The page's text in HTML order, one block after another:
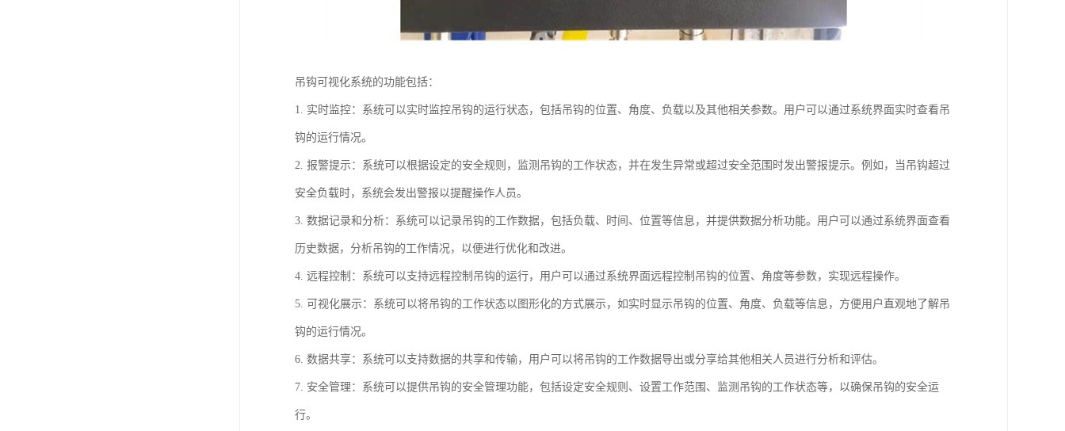
吊钩可视化系统的功能包括：
1. 实时监控：系统可以实时监控吊钩的运行状态，包括吊钩的位置、角度、负载以及其他相关参数。用户可以通过系统界面实时查看吊
钩的运行情况。
2. 报警提示：系统可以根据设定的安全规则，监测吊钩的工作状态，并在发生异常或超过安全范围时发出警报提示。例如，当吊钩超过
安全负载时，系统会发出警报以提醒操作人员。
3. 数据记录和分析：系统可以记录吊钩的工作数据，包括负载、时间、位置等信息，并提供数据分析功能。用户可以通过系统界面查看
历史数据，分析吊钩的工作情况，以便进行优化和改进。
4. 远程控制：系统可以支持远程控制吊钩的运行，用户可以通过系统界面远程控制吊钩的位置、角度等参数，实现远程操作。
5. 可视化展示：系统可以将吊钩的工作状态以图形化的方式展示，如实时显示吊钩的位置、角度、负载等信息，方便用户直观地了解吊
钩的运行情况。
6. 数据共享：系统可以支持数据的共享和传输，用户可以将吊钩的工作数据导出或分享给其他相关人员进行分析和评估。
7. 安全管理：系统可以提供吊钩的安全管理功能，包括设定安全规则、设置工作范围、监测吊钩的工作状态等，以确保吊钩的安全运
行。